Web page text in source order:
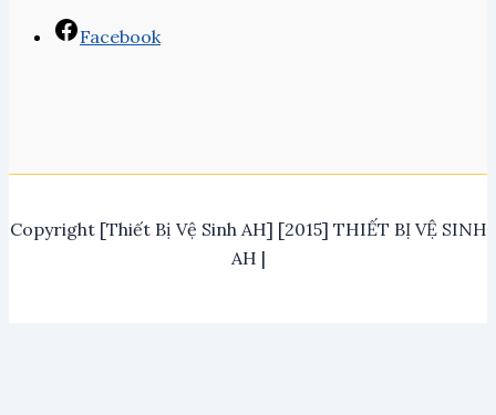
Facebook
Copyright [Thiết Bị Vệ Sinh AH] [2015] THIẾT BỊ VỆ SINH
AH |